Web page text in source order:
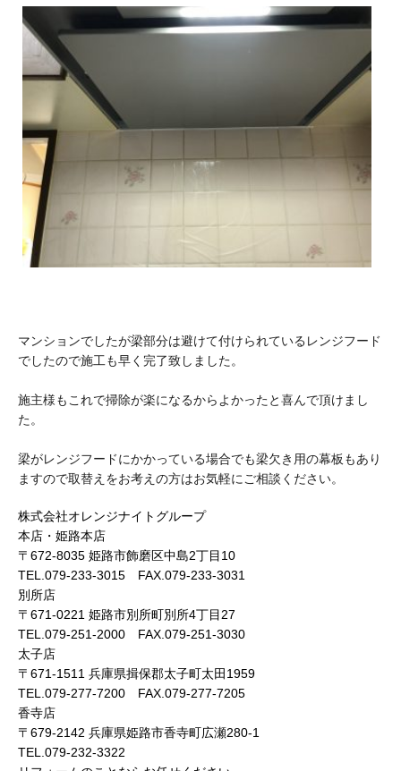
マンションでしたが梁部分は避けて付けられているレンジフード
でしたので施工も早く完了致しました。
施主様もこれで掃除が楽になるからよかったと喜んで頂けまし
た。
梁がレンジフードにかかっている場合でも梁欠き用の幕板もあり
ますので取替えをお考えの方はお気軽にご相談ください。
株式会社オレンジナイトグループ
本店・姫路本店
〒672-8035 姫路市飾磨区中島2丁目10
TEL.079-233-3015 FAX.079-233-3031
別所店
〒671-0221 姫路市別所町別所4丁目27
TEL.079-251-2000 FAX.079-251-3030
太子店
〒671-1511 兵庫県揖保郡太子町太田1959
TEL.079-277-7200 FAX.079-277-7205
香寺店
〒679-2142 兵庫県姫路市香寺町広瀬280-1
TEL.079-232-3322